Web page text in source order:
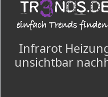
Infrarot
unsichtbar